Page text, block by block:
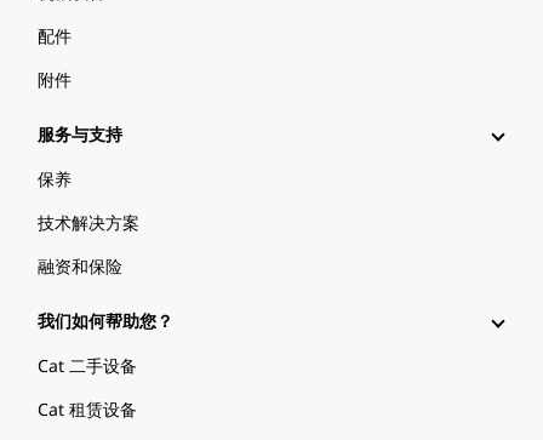
配件
附件
服务与支持
保养
技术解决方案
融资和保险
我们如何帮助您？
Cat 二手设备
Cat 租赁设备